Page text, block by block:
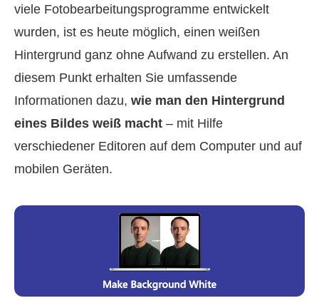
viele Fotobearbeitungsprogramme entwickelt
wurden, ist es heute möglich, einen weißen
Hintergrund ganz ohne Aufwand zu erstellen. An
diesem Punkt erhalten Sie umfassende
Informationen dazu, wie man den Hintergrund
eines Bildes weiß macht – mit Hilfe
verschiedener Editoren auf dem Computer und auf
mobilen Geräten.